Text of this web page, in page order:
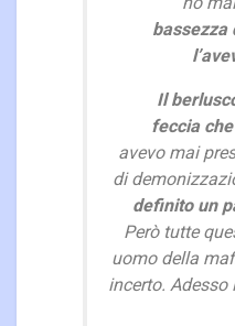
bassezza
Il
feccia
avevo mai
di
definito un
Però tutte
uomo della
incerto.